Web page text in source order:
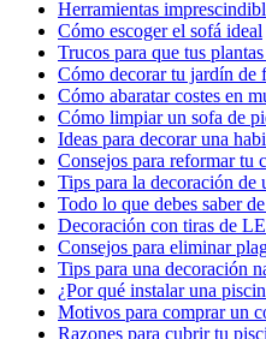
Herramientas
Cómo escoger el sofá ideal
Trucos para que tus
Cómo decorar tu jardín de
Cómo abaratar costes en
Cómo limpiar un sofa de
Ideas para decorar una
Consejos para reformar tu
Tips para la decoración de
Todo lo que debes saber
Decoración con tiras de
Consejos para eliminar
Tips para una decoración
¿Por qué instalar una
Motivos para comprar un
Razones para cubrir tu